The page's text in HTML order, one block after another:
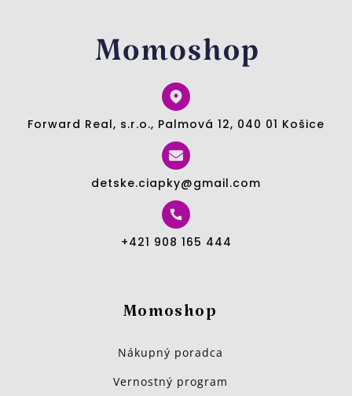
Forward Real, s.r.o., Palmová 12, 040 01 Košice
detske.ciapky@gmail.com
+421 908 165 444
Momoshop
Nákupný poradca
Vernostný program